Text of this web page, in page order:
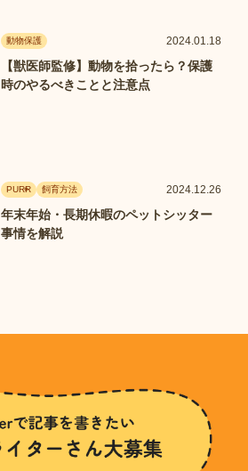
動物保護 2024.01.18
【獣医師監修】動物を拾ったら？保護
時のやるべきことと注意点
PURR 飼育方法 2024.12.26
年末年始・長期休暇のペットシッター
事情を解説